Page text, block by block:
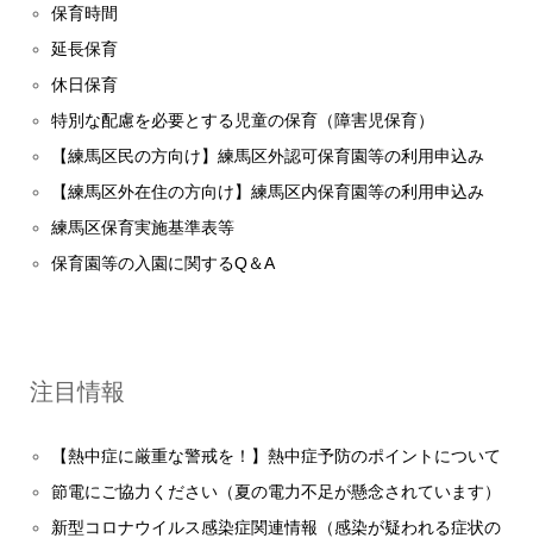
保育時間
延長保育
休日保育
特別な配慮を必要とする児童の保育（障害児保育）
【練馬区民の方向け】練馬区外認可保育園等の利用申込み
【練馬区外在住の方向け】練馬区内保育園等の利用申込み
練馬区保育実施基準表等
保育園等の入園に関するQ＆A
注目情報
【熱中症に厳重な警戒を！】熱中症予防のポイントについて
節電にご協力ください（夏の電力不足が懸念されています）
新型コロナウイルス感染症関連情報（感染が疑われる症状の